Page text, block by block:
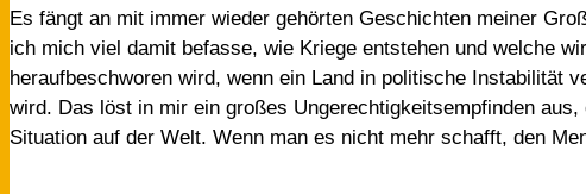
Es fängt an mit immer wieder gehörten Geschichten meiner
ich mich viel damit befasse, wie Kriege entstehen und welche
heraufbeschworen wird, wenn ein Land in politische Instabilität
wird. Das löst in mir ein großes Ungerechtigkeitsempfinden
Situation auf der Welt. Wenn man es nicht mehr schafft, den